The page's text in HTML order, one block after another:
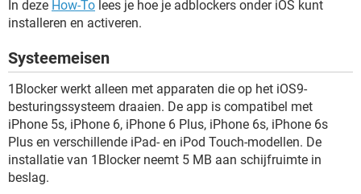
In deze How-To lees je hoe je adblockers onder iOS kunt
installeren en activeren.
Systeemeisen
1Blocker werkt alleen met apparaten die op het iOS9-
besturingssysteem draaien. De app is compatibel met
iPhone 5s, iPhone 6, iPhone 6 Plus, iPhone 6s, iPhone 6s
Plus en verschillende iPad- en iPod Touch-modellen. De
installatie van 1Blocker neemt 5 MB aan schijfruimte in
beslag.